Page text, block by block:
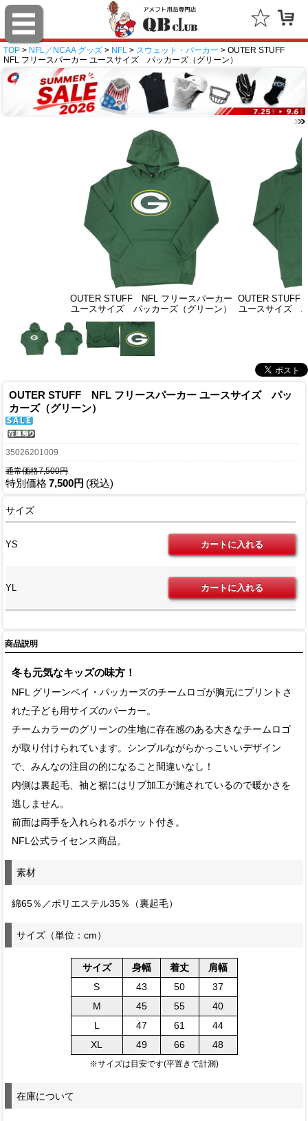
TOP > NFL／NCAA グッズ > NFL > スウェット・パーカー > OUTER STUFF
NFL フリースパーカー ユースサイズ パッカーズ（グリーン）
OUTER STUFF NFL フリースパーカー
ユースサイズ パッカーズ（グリーン）
OUTER STUFF
ユースサイズ
OUTER STUFF NFL フリースパーカー ユースサイズ パッ
カーズ（グリーン）
35026201009
通常価格7,500円
特別価格 7,500円 (税込)
サイズ
YS
YL
商品説明
冬も元気なキッズの味方！
NFL グリーンベイ・パッカーズのチームロゴが胸元にプリントさ
れた子ども用サイズのパーカー。
チームカラーのグリーンの生地に存在感のある大きなチームロゴ
が取り付けられています。シンプルながらかっこいいデザイン
で、みんなの注目の的になること間違いなし！
内側は裏起毛、袖と裾にはリブ加工が施されているので暖かさを
逃しません。
前面は両手を入れられるポケット付き。
NFL公式ライセンス商品。
素材
綿65％／ポリエステル35％（裏起毛）
サイズ（単位：cm）
サイズ 身幅 着丈
肩幅
S
43 50
37
M
45 55
40
L
47 61
44
XL
49 66 48
※サイズは目安です(平置きで計測)
在庫について